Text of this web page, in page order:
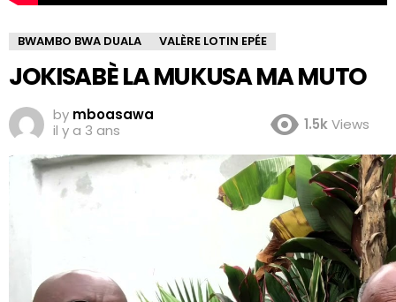
BWAMBO BWA DUALA VALÈRE LOTIN EPÉE
JOKISABÈ LA MUKUSA MA MUTO
by mboasawa
il y a 3 ans
1.5kViews